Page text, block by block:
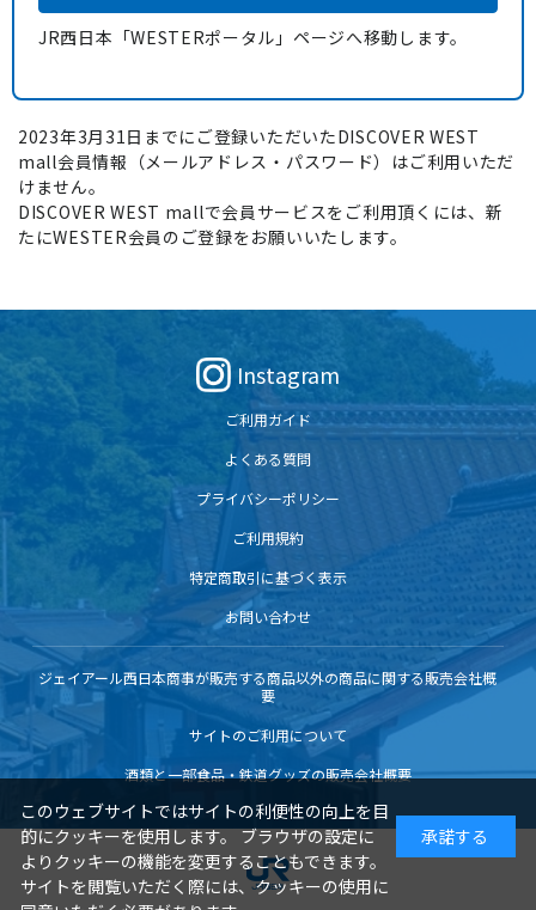
JR西日本「WESTERポータル」ページへ移動します。
2023年3月31日までにご登録いただいたDISCOVER WEST
mall会員情報（メールアドレス・パスワード）はご利用いただ
けません。
DISCOVER WEST mallで会員サービスをご利用頂くには、新
たにWESTER会員のご登録をお願いいたします。
Instagram
ご利用ガイド
よくある質問
プライバシーポリシー
ご利用規約
特定商取引に基づく表示
お問い合わせ
ジェイアール西日本商事が販売する商品以外の商品に関する販売会社概
要
サイトのご利用について
酒類と一部食品・鉄道グッズの販売会社概要
このウェブサイトではサイトの利便性の向上を目
的にクッキーを使用します。 ブラウザの設定に
よりクッキーの機能を変更することもできます。
サイトを閲覧いただく際には、クッキーの使用に
承諾する